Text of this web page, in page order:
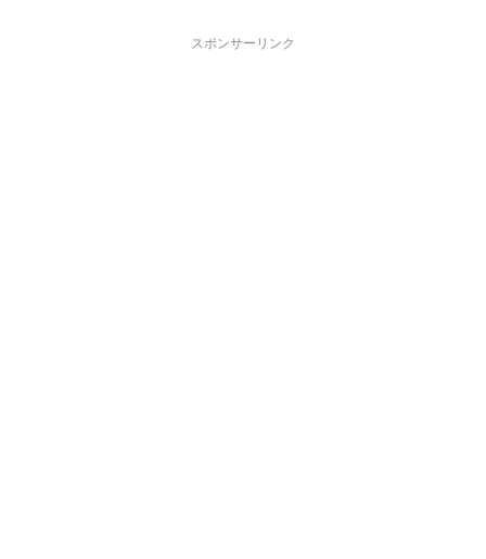
スポンサーリンク